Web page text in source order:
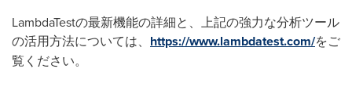
LambdaTestの最新機能の詳細と、上記の強力な分析ツール
の活用方法については、 https://www.lambdatest.com/をご
覧ください。